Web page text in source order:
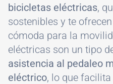
bicicletas eléctricas,
sostenibles y te
cómoda para la
eléctricas son un tipo
asistencia al pedaleo
eléctrico, lo que